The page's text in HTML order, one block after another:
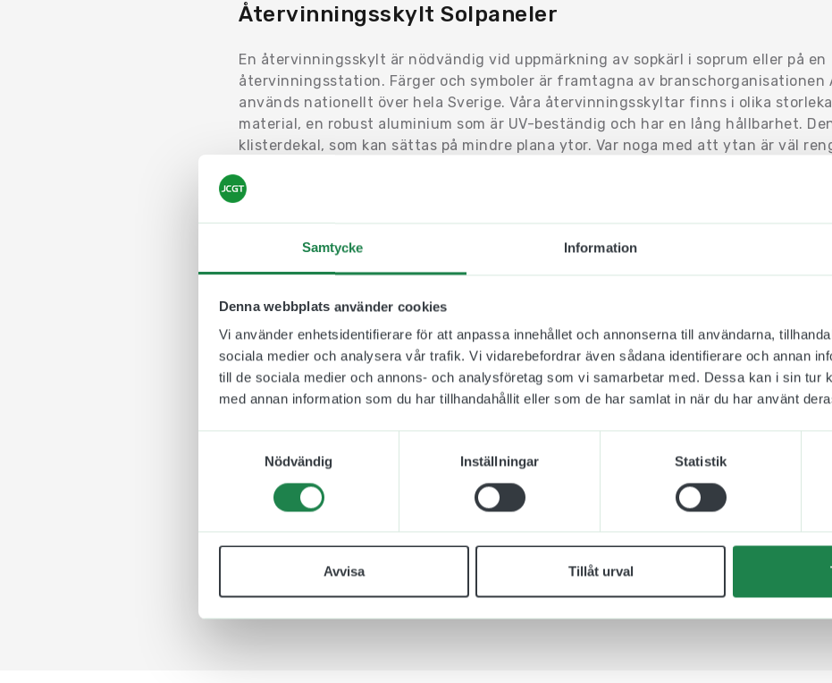
Samtycke Information
Denna webbplats använder cookies
Vi använder enhetsidentifierare för att anpassa innehållet och annonserna till användarna,
sociala medier och analysera vår trafik. Vi vidarebefordrar även sådana identifierare och annan
till de sociala medier och annons- och analysföretag som vi samarbetar med. Dessa kan i sin tur
med annan information som du har tillhandahållit eller som de har samlat in när du har använt
Nödvändig
Inställningar Statistik
Avvisa Tillåt urval
Återvinningsskylt Solpaneler
En återvinningsskylt är nödvändig vid uppmärkning av sopkärl i soprum eller på en
återvinningsstation. Färger och symboler är framtagna av branschorganisationen
används nationellt över hela Sverige. Våra återvinningsskyltar finns i olika
material, en robust aluminium som är UV-beständig och har en lång hållbarhet.
klisterdekal, som kan sättas på mindre plana ytor. Var noga med att ytan är väl
Våra återvinningsskyltar designas och tillverkas hos oss i våra lokaler, vilket gör
kvalitet och erbjuda korta leveranstider. Önskar ni höra av er till oss med frågor
välkomna till det. Önskar ni exempelvis byta språk på skylten och göra den mer
Några exempel på översättningar för Återvinningsskylt Solpaneler:
Tyska:Solarmodule
Denna skylt kan användas på en återvinningscentral.
148 x 195 mm (Ca A5)
210 x 276 mm (Ca A4)
297 x 390 mm (Ca A3)
Notera att våra dekaler säljs i olika stora paket, från 1 till 5 st beroende på